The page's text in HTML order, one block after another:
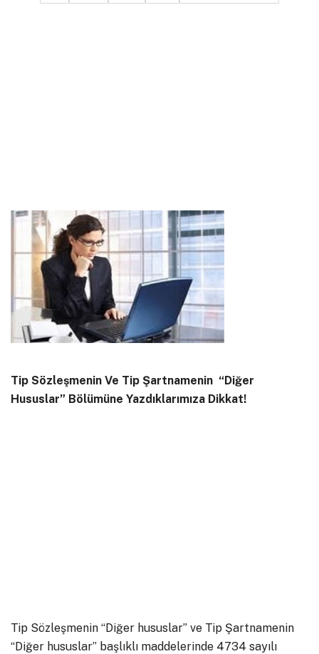
Tip Sözleşmenin Ve Tip Şartnamenin “Diğer
Hususlar” Bölümüne Yazdıklarımıza Dikkat!
Tip Sözleşmenin “Diğer hususlar” ve Tip Şartnamenin
“Diğer hususlar” başlıklı maddelerinde 4734 sayılı